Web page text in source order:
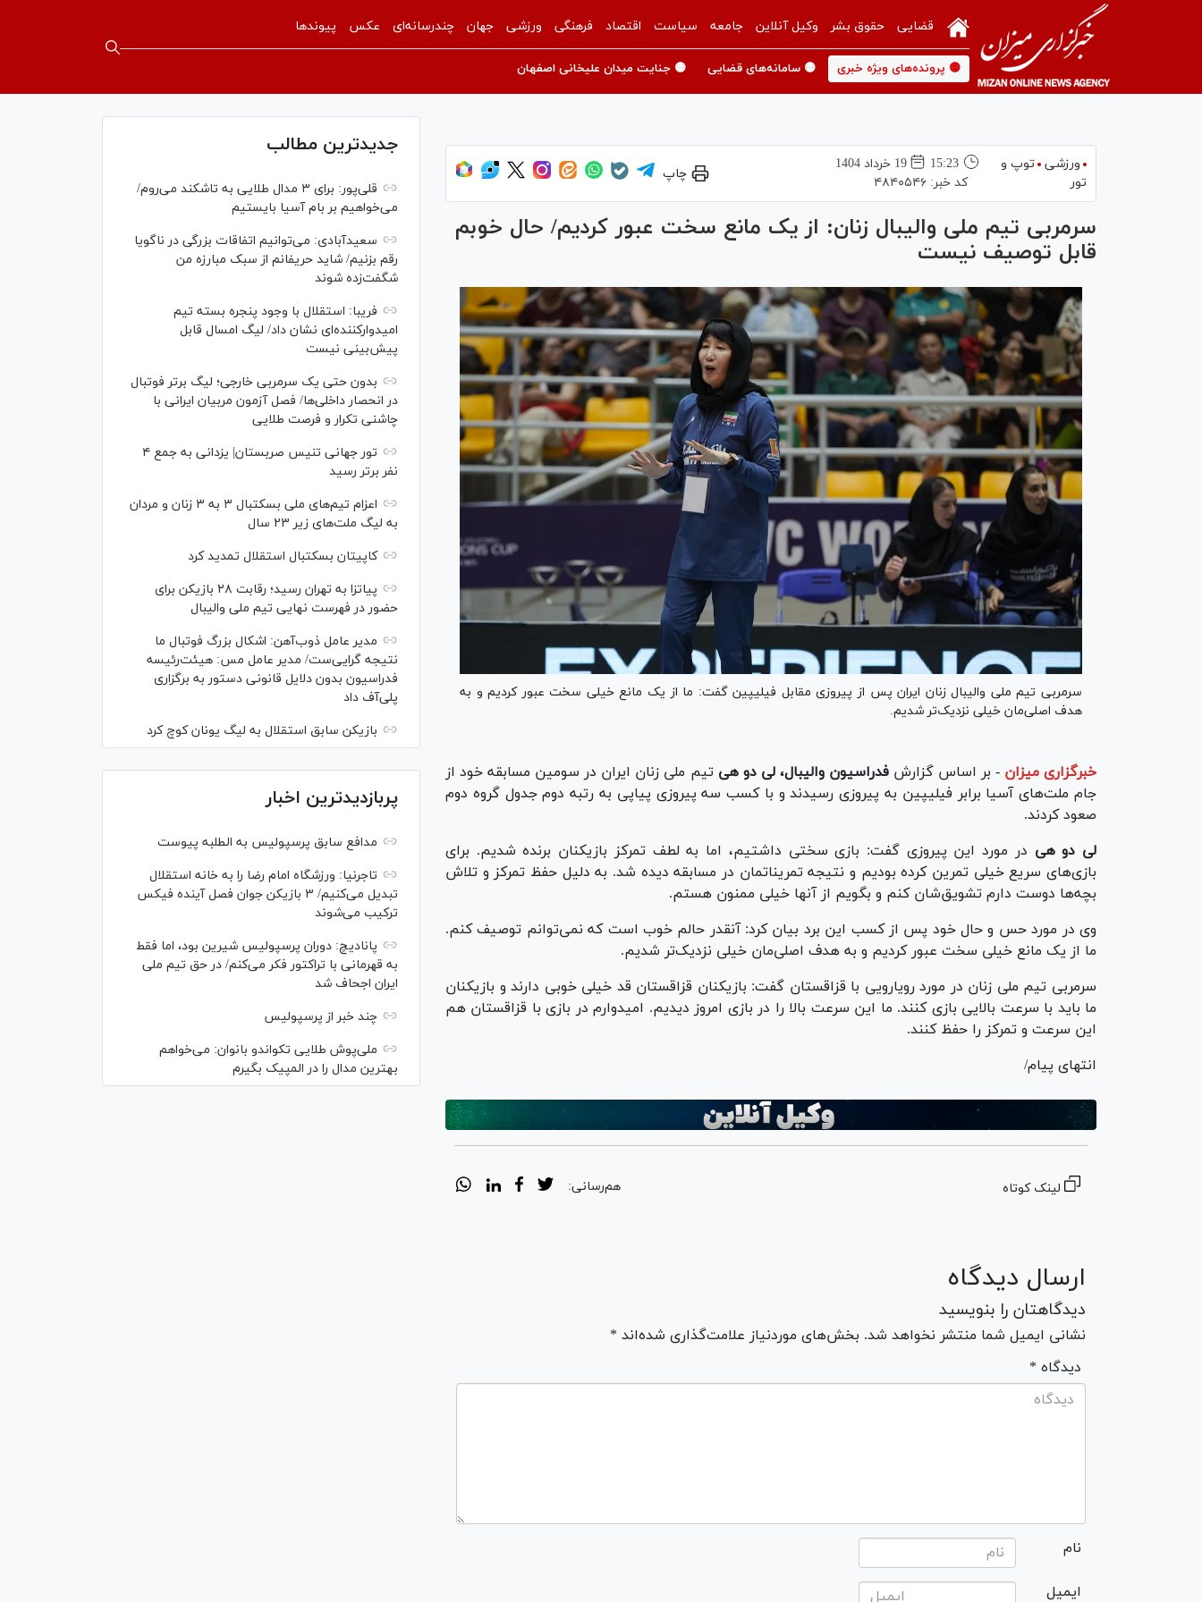
قضایی حقوق بشر وکیل آنلاین جامعه سیاست اقتصاد فرهنگی ورزشی جهان چندرسانه‌ای عکس پیوندها
🟡 پرونده‌های ویژه خبری 🟡 سامانه‌های قضایی 🟡 جنایت میدان علیخانی اصفهان
ورزشی
توپ و
تور
15:23
19 خرداد 1404
کد خبر:۴۸۴۰۵۴۶
چاپ
سرمربی تیم ملی والیبال زنان: از یک مانع سخت عبور کردیم/ حال خوبم
قابل توصیف نیست
سرمربی تیم ملی والیبال زنان ایران پس از پیروزی مقابل فیلیپین گفت: ما از یک مانع خیلی سخت عبور کردیم و به
هدف اصلی‌مان خیلی نزدیک‌تر شدیم.
خبرگزاری میزان - بر اساس گزارشفدراسیون والیبال، لی دو هی تیم ملی زنان ایران در سومین مسابقه خود از
جام ملت‌های آسیا برابر فیلیپین به پیروزی رسیدند و با کسب سه پیروزی پیاپی به رتبه دوم جدول گروه دوم
صعود کردند.
لی دو هی در مورد این پیروزی گفت: بازی سختی داشتیم، اما به لطف تمرکز بازیکنان برنده شدیم. برای
بازی‌های سریع خیلی تمرین کرده بودیم و نتیجه تمریناتمان در مسابقه دیده شد. به دلیل حفظ تمرکز و تلاش
بچه‌ها دوست دارم تشویق‌شان کنم و بگویم از آنها خیلی ممنون هستم.
وی در مورد حس و حال خود پس از کسب این برد بیان کرد: آنقدر حالم خوب است که نمی‌توانم توصیف کنم.
ما از یک مانع خیلی سخت عبور کردیم و به هدف اصلی‌مان خیلی نزدیک‌تر شدیم.
سرمربی تیم ملی زنان در مورد رویارویی با قزاقستان گفت: بازیکنان قزاقستان قد خیلی خوبی دارند و بازیکنان
ما باید با سرعت بالایی بازی کنند. ما این سرعت بالا را در بازی امروز دیدیم. امیدوارم در بازی با قزاقستان هم
این سرعت و تمرکز را حفظ کنند.
انتهای پیام/
لینک کوتاه هم‌رسانی:
ارسال دیدگاه
دیدگاهتان را بنویسید
نشانی ایمیل شما منتشر نخواهد شد. بخش‌های موردنیاز علامت‌گذاری شده‌اند *
* دیدگاه
نام
ایمیل
جدیدترین مطالب
قلی‌پور: برای ۳ مدال طلایی به تاشکند می‌روم/
می‌خواهیم بر بام آسیا بایستیم
سعیدآبادی: می‌توانیم اتفاقات بزرگی در ناگویا
رقم بزنیم/ شاید حریفانم از سبک مبارزه من
شگفت‌زده شوند
فریبا: استقلال با وجود پنجره بسته تیم
امیدوارکننده‌ای نشان داد/ لیگ امسال قابل
پیش‌بینی نیست
بدون حتی یک سرمربی خارجی؛ لیگ برتر فوتبال
در انحصار داخلی‌ها/ فصل آزمون مربیان ایرانی با
چاشنی تکرار و فرصت طلایی
تور جهانی تنیس صربستان| یزدانی به جمع ۴
نفر برتر رسید
اعزام تیم‌های ملی بسکتبال ۳ به ۳ زنان و مردان
به لیگ ملت‌های زیر ۲۳ سال
کاپیتان بسکتبال استقلال تمدید کرد
پیاتزا به تهران رسید؛ رقابت ۲۸ بازیکن برای
حضور در فهرست نهایی تیم ملی والیبال
مدیر عامل ذوب‌آهن: اشکال بزرگ فوتبال ما
نتیجه گرایی‌ست/ مدیر عامل مس: هیئت‌رئیسه
فدراسیون بدون دلایل قانونی دستور به برگزاری
پلی‌آف داد
بازیکن سابق استقلال به لیگ یونان کوچ کرد
پربازدیدترین اخبار
مدافع سابق پرسپولیس به الطلبه پیوست
تاجرنیا: ورزشگاه امام رضا را به خانه استقلال
تبدیل می‌کنیم/ ۳ بازیکن جوان فصل آینده فیکس
ترکیب می‌شوند
پانادیچ: دوران پرسپولیس شیرین بود، اما فقط
به قهرمانی با تراکتور فکر می‌کنم/ در حق تیم ملی
ایران اجحاف شد
چند خبر از پرسپولیس
ملی‌پوش‌ طلایی تکواندو بانوان: می‌خواهم
بهترین مدال را در المپیک بگیرم